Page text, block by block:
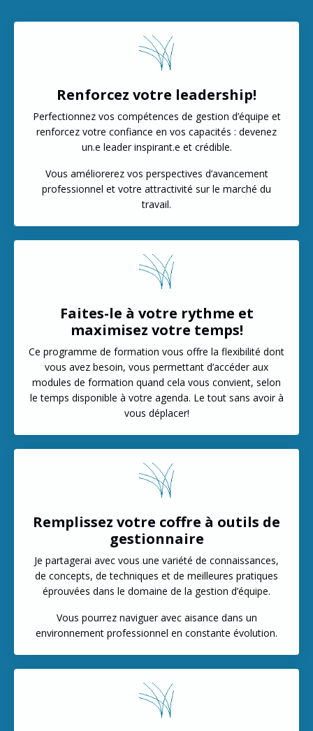
Renforcez votre leadership!
Perfectionnez vos compétences de gestion d’équipe et
renforcez votre confiance en vos capacités : devenez
un.e leader inspirant.e et crédible.
Vous améliorerez vos perspectives d’avancement
professionnel et votre attractivité sur le marché du
travail.
Faites-le à votre rythme et
maximisez votre temps!
Ce programme de formation vous offre la flexibilité dont
vous avez besoin, vous permettant d’accéder aux
modules de formation quand cela vous convient, selon
le temps disponible à votre agenda. Le tout sans avoir à
vous déplacer!
Remplissez votre coffre à outils de
gestionnaire
Je partagerai avec vous une variété de connaissances,
de concepts, de techniques et de meilleures pratiques
éprouvées dans le domaine de la gestion d’équipe.
Vous pourrez naviguer avec aisance dans un
environnement professionnel en constante évolution.